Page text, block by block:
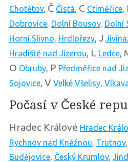
Chotětov, Č Čistá, C Ctiměřice,
Dobrovice, Dolní Bousov, Dolní
Horní Slivno, Hrdlořezy, J Jivina,
Hradiště nad Jizerou, L Ledce,
O Obruby, P Předměřice nad
Sojovice, V Velké Všelisy,
Počasí v České
Hradec Králové Hradec
Rychnov nad Kněžnou, Trutnov,
Budějovice, Český Krumlov,